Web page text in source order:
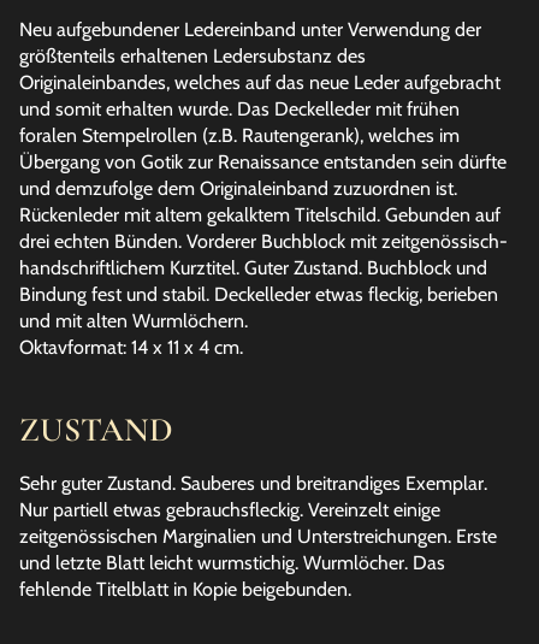
Neu aufgebundener Ledereinband unter Verwendung der
größtenteils erhaltenen Ledersubstanz des
Originaleinbandes, welches auf das neue Leder aufgebracht
und somit erhalten wurde. Das Deckelleder mit frühen
foralen Stempelrollen (z.B. Rautengerank), welches im
Übergang von Gotik zur Renaissance entstanden sein dürfte
und demzufolge dem Originaleinband zuzuordnen ist.
Rückenleder mit altem gekalktem Titelschild. Gebunden auf
drei echten Bünden. Vorderer Buchblock mit zeitgenössisch-
handschriftlichem Kurztitel. Guter Zustand. Buchblock und
Bindung fest und stabil. Deckelleder etwas fleckig, berieben
und mit alten Wurmlöchern.
Oktavformat: 14 x 11 x 4 cm.
ZUSTAND
Sehr guter Zustand. Sauberes und breitrandiges Exemplar.
Nur partiell etwas gebrauchsfleckig. Vereinzelt einige
zeitgenössischen Marginalien und Unterstreichungen. Erste
und letzte Blatt leicht wurmstichig. Wurmlöcher. Das
fehlende Titelblatt in Kopie beigebunden.